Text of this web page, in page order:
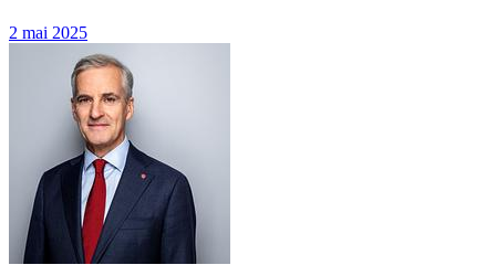
2 mai 2025